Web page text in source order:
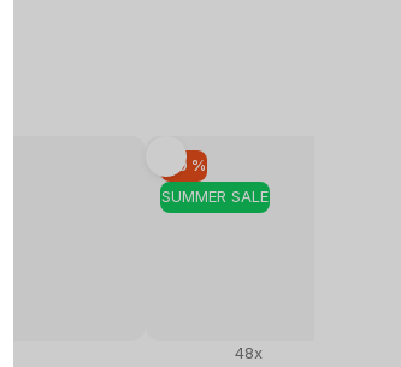
SUMMER SALE
–10 %
48x